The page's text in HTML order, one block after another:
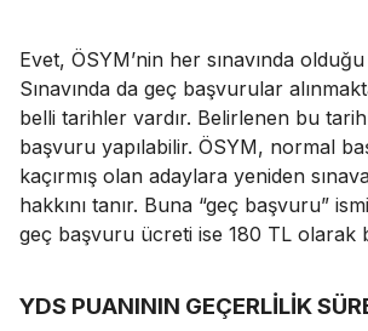
Evet, ÖSYM’nin her sınavında
Sınavında da geç başvurular
belli tarihler vardır. Belirlenen bu
başvuru yapılabilir. ÖSYM, normal
kaçırmış olan adaylara yeniden
hakkını tanır. Buna “geç başvuru”
geç başvuru ücreti ise 180 TL olarak
YDS PUANININ GEÇERLİLİK